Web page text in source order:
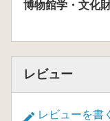
博物館学・文化
レビュー
レビューを書く